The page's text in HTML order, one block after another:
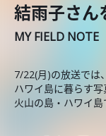
結雨子さん
MY FIELD NOTE
7/22(月)の放送では、
ハワイ島に暮らす写
火山の島・ハワイ島